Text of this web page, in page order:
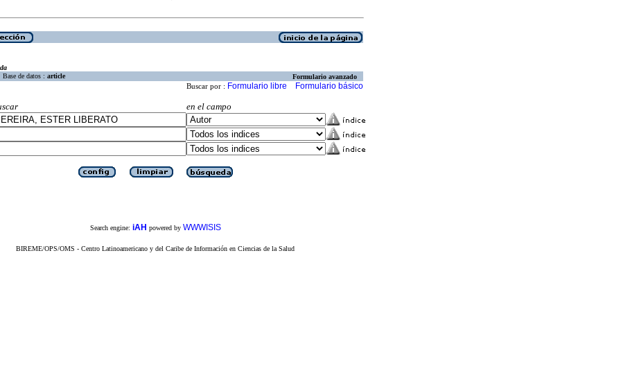
Base de datos : article Formulario avanzado
Buscar por : Formulario libre Formulario básico
en el campo
Search engine: iAH powered by WWWISIS
BIREME/OPS/OMS - Centro Latinoamericano y del Caribe de Información en Ciencias de la Salud